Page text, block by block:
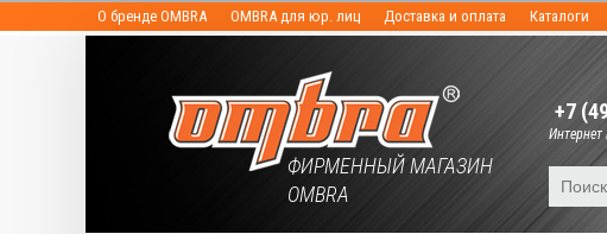
О бренде OMBRA OMBRA для юр. лиц Доставка и оплата Каталоги
ФИРМЕННЫЙ МАГАЗИН
OMBRA
+7